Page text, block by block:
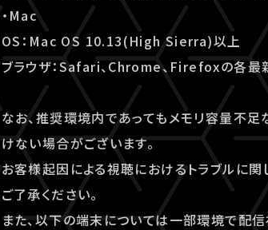
・Mac
OS：Mac OS 10.13(High Sierra)以上
ブラウザ：Safari、Chrome、Firefoxの各最
なお、推奨環境内であってもメモリ容量不
けない場合がございます。
お客様起因による視聴におけるトラブルに
ご了承ください。
また、以下の端末については一部環境で配